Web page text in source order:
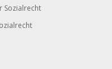
Sozialrecht